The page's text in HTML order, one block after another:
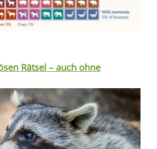
Rätsel – auch ohne